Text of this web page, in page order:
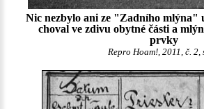
Nic nezbylo ani ze "Zadního mlýna"
choval ve zdivu obytné části a
prvky
Repro Hoam!, 2011, č. 2,